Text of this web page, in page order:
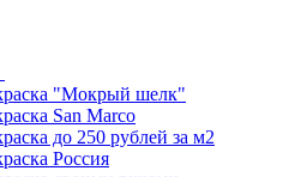
"Мокрый шелк"
San Marco
до 250 рублей за м2
Россия